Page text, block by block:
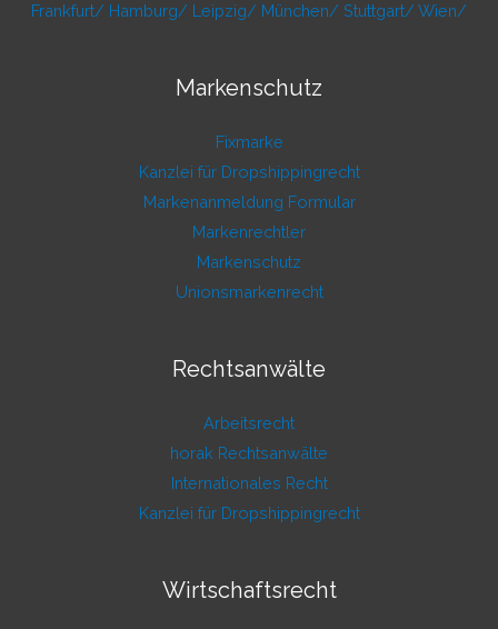
Frankfurt/ Hamburg/ Leipzig/ München/ Stuttgart/ Wien/
Markenschutz
Fixmarke
Kanzlei für Dropshippingrecht
Markenanmeldung Formular
Markenrechtler
Markenschutz
Unionsmarkenrecht
Rechtsanwälte
Arbeitsrecht
horak Rechtsanwälte
Internationales Recht
Kanzlei für Dropshippingrecht
Wirtschaftsrecht